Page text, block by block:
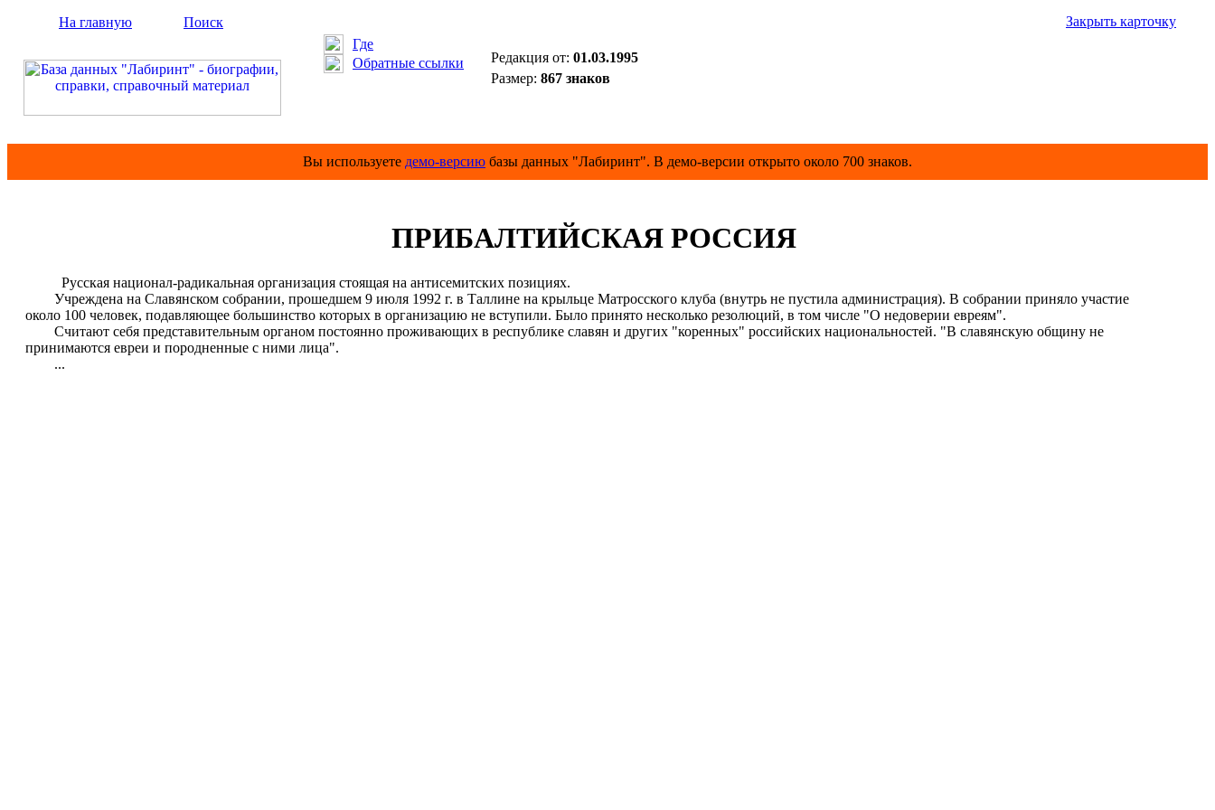
На главную
Поиск
Где
Обратные ссылки
Закрыть карточку
Редакция от: 01.03.1995
Размер: 867 знаков
Вы используете демо-версию базы данных "Лабиринт". В демо-версии открыто около 700 знаков.
ПРИБАЛТИЙСКАЯ РОССИЯ
Русская национал-радикальная организация стоящая на антисемитских позициях.
Учреждена на Славянском собрании, прошедшем 9 июля 1992 г. в Таллине на крыльце Матросского клуба (внутрь не пустила администрация). В собрании приняло участие
около 100 человек, подавляющее большинство которых в организацию не вступили. Было принято несколько резолюций, в том числе "О недоверии евреям".
Считают себя представительным органом постоянно проживающих в республике славян и других "коренных" российских национальностей. "В славянскую общину не
принимаются евреи и породненные с ними лица".
...